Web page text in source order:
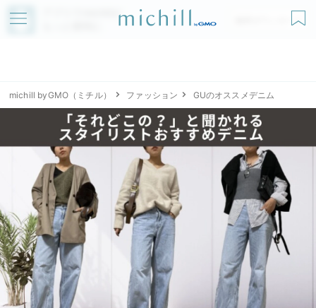
アプリでmichillが
無料ダウンロード
michill byGMO（ミチル） ファッション GUのオススメデニム